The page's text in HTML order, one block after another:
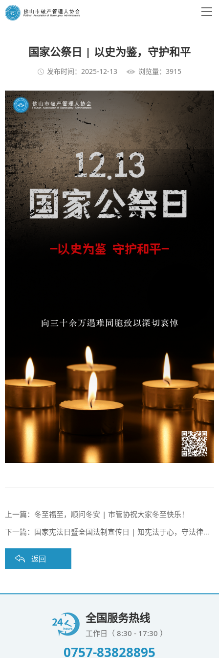
国家公祭日 | 以史为鉴，守护和平
发布时间：2025-12-13 浏览量：3915
上一篇： 冬至福至，顺问冬安 | 市管协祝大家冬至快乐！
下一篇： 国家宪法日暨全国法制宣传日 | 知宪法于心，守法律于行
返回
全国服务热线
工作日（ 8:30 - 17:30 ）
0757-83828895